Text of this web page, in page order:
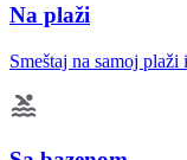
Na plaži
Smeštaj na samoj